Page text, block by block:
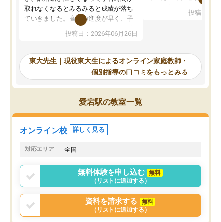
取れなくなるとみるみると成績が落ち
ていきました。高校の進度が早く、子
供も家に帰って勉強の話すると嫌な反
応を示します。東大先生にお願いして
れるので、親としても安心です。毎日
使える自習室とかもあり、わからない
ところがあれば先生が回答してくれる
のも重宝しています。
投稿日：2026年06月26日
で、当初は模試でD判定
自習室が毎日使えていつ
るのが心強かったよう
謝です。
投稿日：
東大先生｜現役東大生によるオンライン家庭教師・
個別指導の口コミをもっとみる
愛宕駅の教室一覧
オンライン校 詳しく見る
対応エリア 全国
無料体験を申し込む
無料
（リストに追加する）
資料を請求する
無料
（リストに追加する）